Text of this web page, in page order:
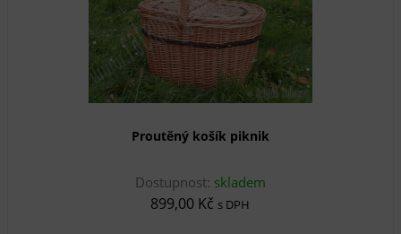
Proutěný košík piknik
Dostupnost: skladem
899,00 Kč s DPH